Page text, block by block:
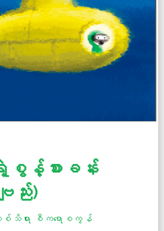
န့်စားခန်း
ျည်း)
စ်သိရား စီကရောစကွန်